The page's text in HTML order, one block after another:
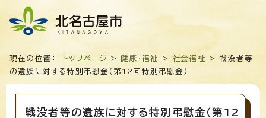
現在の位置： トップページ >健康・福祉 >社会福祉
> 戦没者等
の遺族に対する特別弔慰金（第12回特別弔慰金）
戦没者等の遺族に対する特別弔慰金（第12